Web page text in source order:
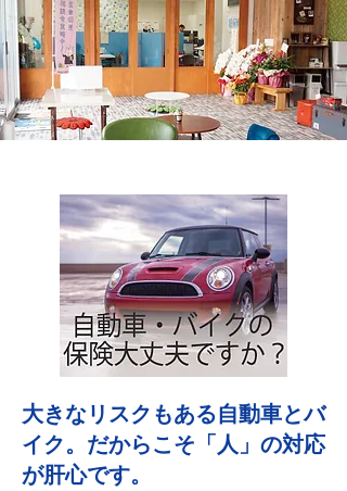
大きなリスクもある自動車とバ
イク。だからこそ「人」の対応
が肝心です。